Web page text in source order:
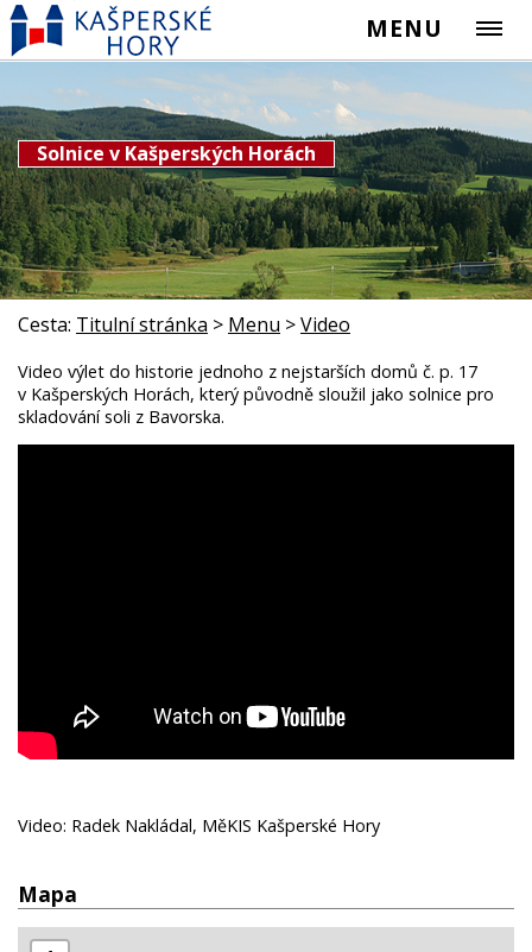
MENU
Solnice v Kašperských Horách
Cesta: Titulní stránka > Menu >Video
Video výlet do historie jednoho z nejstarších domů č. p. 17
v Kašperských Horách, který původně sloužil jako solnice pro
skladování soli z Bavorska.
Video: Radek Nakládal, MěKIS Kašperské Hory
Mapa